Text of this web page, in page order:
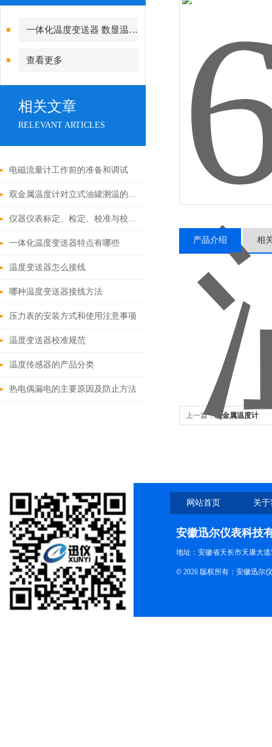
一体化温度变送器 数显温度计
查看更多
相关文章
RELEVANT ARTICLES
电磁流量计工作前的准备和调试
双金属温度计对立式油罐测温的优缺点
仪器仪表标定、检定、校准与校验的联系与区别
一体化温度变送器特点有哪些
温度变送器怎么接线
哪种温度变送器接线方法
压力表的安装方式和使用注意事项
温度变送器校准规范
温度传感器的产品分类
热电偶漏电的主要原因及防止方法
产品介绍 相
上一篇：双金属温度计
网站首页 关
安徽迅尔仪表科技
地址：安徽省天长市天康大道
© 2026 版权所有：安徽迅尔